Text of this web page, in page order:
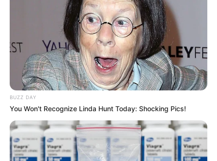
BUZZ DAY
You Won't Recognize Linda Hunt Today: Shocking Pics!